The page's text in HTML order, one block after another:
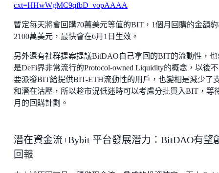
cxt=HHwWgMC9qfbD_vopAAAA
暫定每天將會回購70萬美元等值的BIT，1個月回購的金額
2100萬美元，最快會在6月1日生效。
另外還有社群提案提議BitDAO自己拿回的BIT的流動性，也
是DeFi界非常流行的Protocol-owned Liquidity的概念，以後
要派發BIT給提供BIT-ETH流動性的用戶，也變相是減少了
和潛在沽壓，所以趁市況低迷時可以考慮分批買入BIT，等
月的回購計劃。
潛在資金流+Bybit 平台發展潛力：BitDAO有望
回報